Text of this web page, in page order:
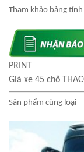
Tham khảo bảng
PRINT
Giá xe 45 chỗ
Sản phẩm cùng loại